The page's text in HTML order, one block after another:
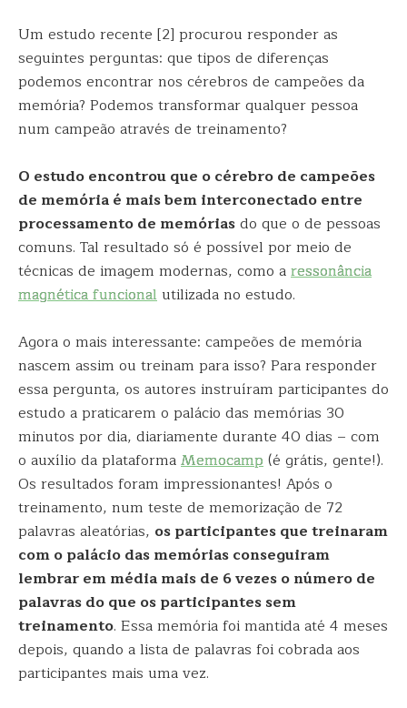
Um estudo recente [2] procurou responder as
seguintes perguntas: que tipos de diferenças
podemos encontrar nos cérebros de campeões da
memória? Podemos transformar qualquer pessoa
num campeão através de treinamento?
O estudo encontrou que o cérebro de campeões
de memória é mais bem interconectado entre
processamento de memóriasdo que o de pessoas
comuns. Tal resultado só é possível por meio de
técnicas de imagem modernas, como aressonância
magnética funcionalutilizada no estudo.
Agora o mais interessante: campeões de memória
nascem assim ou treinam para isso? Para responder
essa pergunta, os autores instruíram participantes do
estudo a praticarem o palácio das memórias 30
minutos por dia, diariamente durante 40 dias – com
o auxílio da plataformaMemocamp(é grátis, gente!).
Os resultados foram impressionantes! Após o
treinamento, num teste de memorização de 72
palavras aleatórias, os participantes que treinaram
com o palácio das memórias conseguiram
lembrar em média mais de 6 vezes o número de
palavras do que os participantes sem
treinamento. Essa memória foi mantida até 4 meses
depois, quando a lista de palavras foi cobrada aos
participantes mais uma vez.